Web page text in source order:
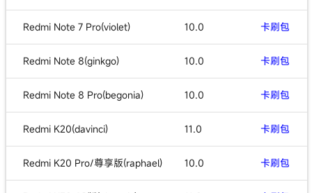
Redmi Note 7 Pro(violet) 10.0 卡刷包
Redmi Note 8(ginkgo) 10.0 卡刷包
Redmi Note 8 Pro(begonia) 10.0 卡刷包
Redmi K20(davinci) 11.0 卡刷包
Redmi K20 Pro/尊享版(raphael) 10.0 卡刷包